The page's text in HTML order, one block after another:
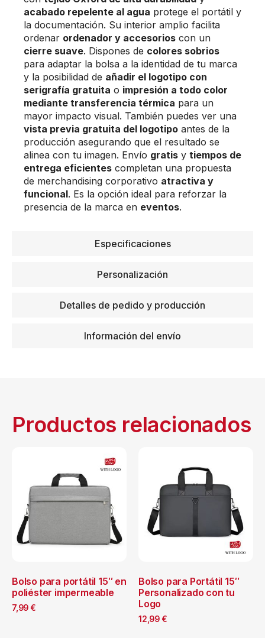
Especificaciones
Personalización
Detalles de pedido y producción
Información del envío
acabado repelente al agua protege el portátil y
la documentación. Su interior amplio facilita
ordenar ordenador y accesorios con un
cierre suave. Dispones de colores sobrios
para adaptar la bolsa a la identidad de tu marca
y la posibilidad de añadir el logotipo con
serigrafía gratuita o impresión a todo color
mediante transferencia térmica para un
mayor impacto visual. También puedes ver una
vista previa gratuita del logotipo antes de la
producción asegurando que el resultado se
alinea con tu imagen. Envío gratis y tiempos de
entrega eficientes completan una propuesta
de merchandising corporativo atractiva y
funcional. Es la opción ideal para reforzar la
presencia de la marca en eventos.
Productos relacionados
Bolso para portátil 15″ en
poliéster impermeable
7,99 €
Bolso para Portátil 15″
Personalizado con tu
Logo
12,99 €